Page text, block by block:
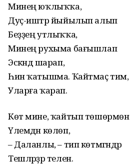
Минең юҡлыҡҡа,
Дуҫ-иштәр йыйылып алып
Беҙҙең утлыҡҡа,
Минең рухыма бағышлап
Эскәндә шарап,
Һин ҡатышма. Ҡайтмаҫ тимә,
Уларға ҡарап.
Көт мине, ҡайтып төшөрмөн
Үлемдән көлөп,
– Даланлы, – тип көтмәгәндәр
Тешләрҙәр телен.